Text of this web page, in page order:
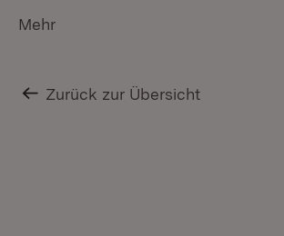
Mehr
Zurück zur Übersicht